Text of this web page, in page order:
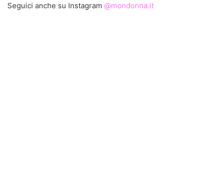
Seguici anche su Instagram @mondonna.it